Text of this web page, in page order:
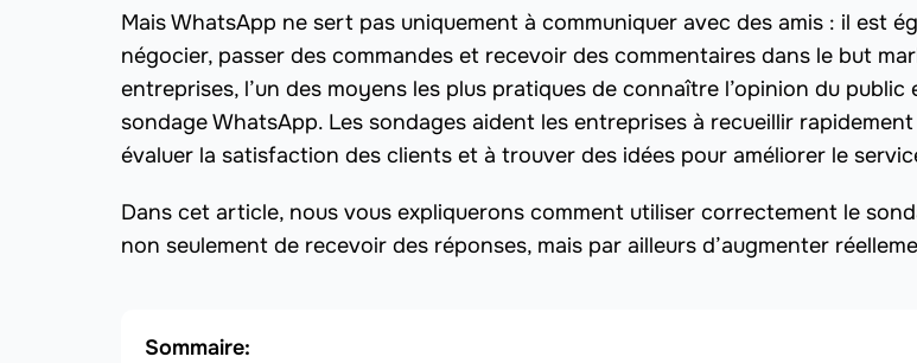
Mais WhatsApp ne sert pas uniquement à communiquer avec des amis : il est
négocier, passer des commandes et recevoir des commentaires dans le but
entreprises, l’un des moyens les plus pratiques de connaître l’opinion du public
sondage WhatsApp. Les sondages aident les entreprises à recueillir
évaluer la satisfaction des clients et à trouver des idées pour améliorer le
Dans cet article, nous vous expliquerons comment utiliser correctement le
non seulement de recevoir des réponses, mais par ailleurs d’augmenter
Sommaire: